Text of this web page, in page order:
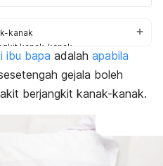
kanak
kanak-kanak
berjangkit di Malaysia
berjangkit kanak-kanak
ibu bapa adalah apabila
gejala boleh
berjangkit kanak-kanak.